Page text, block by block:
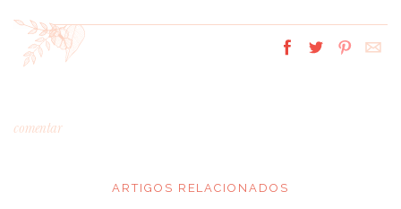
comentar
ARTIGOS RELACIONADOS